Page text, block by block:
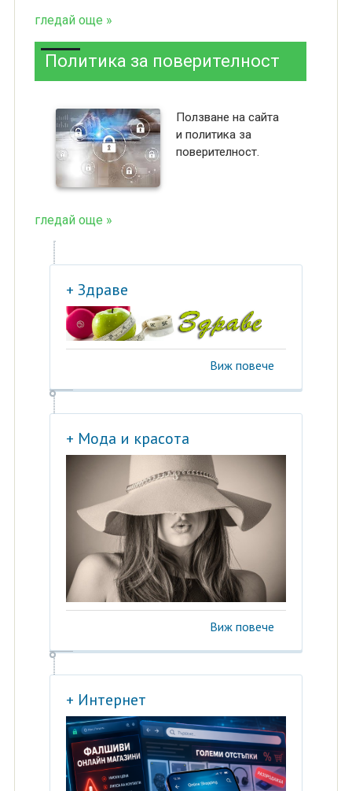
гледай още »
Политика за поверителност
Ползване на сайта
и политика за
поверителност.
гледай още »
+ Здраве
Виж повече
+ Мода и красота
Виж повече
+ Интернет